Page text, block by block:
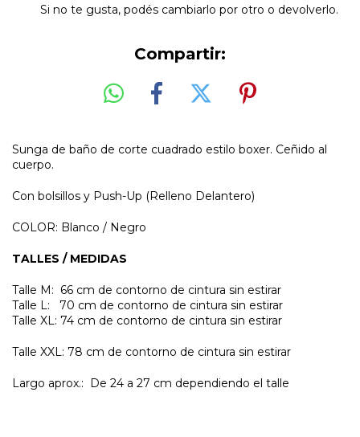
Si no te gusta, podés cambiarlo por otro o devolverlo.
Compartir:
Sunga de baño de corte cuadrado estilo boxer. Ceñido al
cuerpo.
Con bolsillos y Push-Up (Relleno Delantero)
COLOR: Blanco / Negro
TALLES / MEDIDAS
Talle M: 66 cm de contorno de cintura sin estirar
Talle L: 70 cm de contorno de cintura sin estirar
Talle XL: 74 cm de contorno de cintura sin estirar
Talle XXL: 78 cm de contorno de cintura sin estirar
Largo aprox.: De 24 a 27 cm dependiendo el talle